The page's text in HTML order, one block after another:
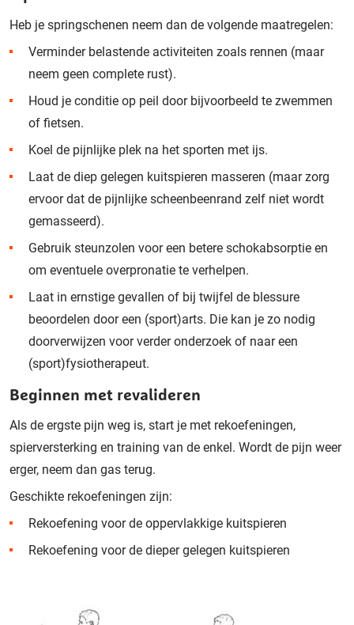
Heb je springschenen neem dan de volgende maatregelen:
Verminder belastende activiteiten zoals rennen (maar
neem geen complete rust).
Houd je conditie op peil door bijvoorbeeld te zwemmen
of fietsen.
Koel de pijnlijke plek na het sporten met ijs.
Laat de diep gelegen kuitspieren masseren (maar zorg
ervoor dat de pijnlijke scheenbeenrand zelf niet wordt
gemasseerd).
Gebruik steunzolen voor een betere schokabsorptie en
om eventuele overpronatie te verhelpen.
Laat in ernstige gevallen of bij twijfel de blessure
beoordelen door een (sport)arts. Die kan je zo nodig
doorverwijzen voor verder onderzoek of naar een
(sport)fysiotherapeut.
Beginnen met revalideren
Als de ergste pijn weg is, start je met rekoefeningen,
spierversterking en training van de enkel. Wordt de pijn weer
erger, neem dan gas terug.
Geschikte rekoefeningen zijn:
Rekoefening voor de oppervlakkige kuitspieren
Rekoefening voor de dieper gelegen kuitspieren